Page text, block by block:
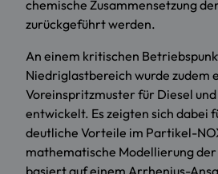
chemische Zusammensetzung
zurückgeführt werden.
An einem kritischen
Niedriglastbereich wurde zudem
Voreinspritzmuster für Diesel
entwickelt. Es zeigten sich dabei
deutliche Vorteile im Partikel-
mathematische Modellierung